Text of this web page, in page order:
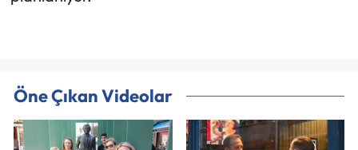
Öne Çıkan Videolar